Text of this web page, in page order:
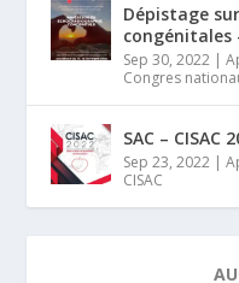
Dépistage
congénitales
Sep 30, 2022 |
Congres
SAC –
Sep 23, 2022 |
CISAC